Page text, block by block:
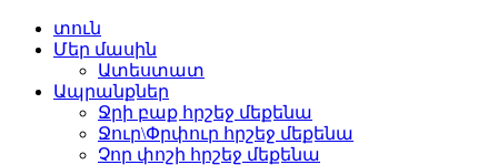
տուն
Մեր մասին
Ատեստատ
Ապրանքներ
Ջրի բաք հրշեջ մեքենա
Ջուր\Փրփուր հրշեջ մեքենա
Չոր փոշի հրշեջ մեքենա